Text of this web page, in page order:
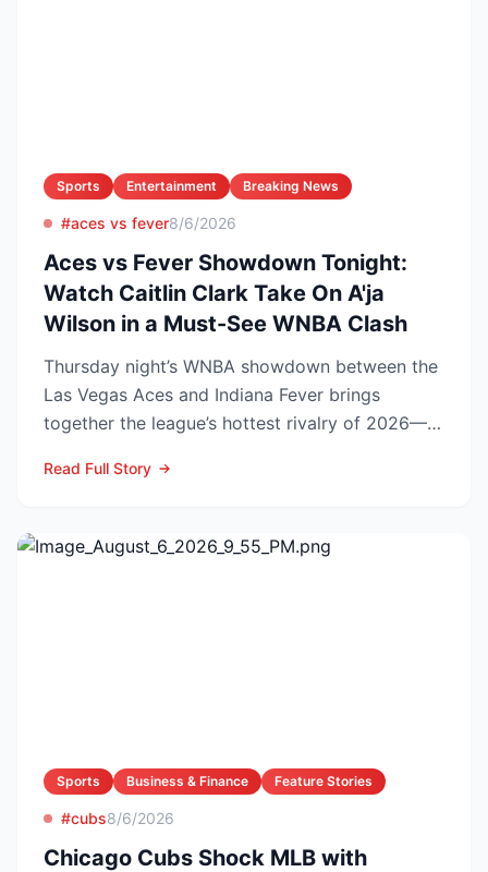
Sports Entertainment Breaking News
#aces vs fever8/6/2026
Aces vs Fever Showdown Tonight:
Watch Caitlin Clark Take On A'ja
Wilson in a Must-See WNBA Clash
Thursday night’s WNBA showdown between the
Las Vegas Aces and Indiana Fever brings
together the league’s hottest rivalry of 2026—
Read Full Story
Sports Business & Finance Feature Stories
#cubs8/6/2026
Chicago Cubs Shock MLB with